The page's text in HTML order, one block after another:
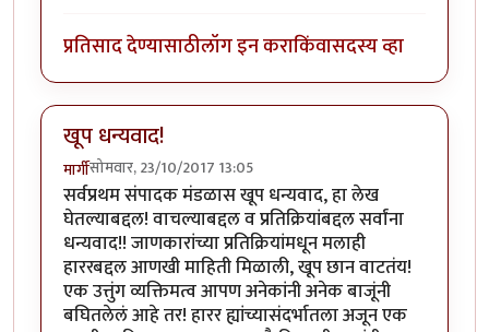
प्रतिसाद देण्यासाठीलॉग इन कराकिंवासदस्य व्हा
खूप धन्यवाद!
मार्गीसोमवार, 23/10/2017 13:05
सर्वप्रथम संपादक मंडळास खूप धन्यवाद, हा लेख
घेतल्याबद्दल! वाचल्याबद्दल व प्रतिक्रियांबद्दल सर्वांना
धन्यवाद!! जाणकारांच्या प्रतिक्रियांमधून मलाही
हाररबद्दल आणखी माहिती मिळाली, खूप छान वाटतंय!
एक उत्तुंग व्यक्तिमत्व आपण अनेकांनी अनेक बाजूंनी
बघितलेलं आहे तर! हारर ह्यांच्यासंदर्भातला अजून एक